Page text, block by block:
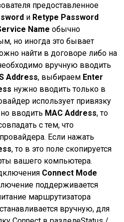
предоставленное
и Retype Password
Name обычно
но иногда это бывает
найти в договоре либо на
вручную вводить
Address, выбираем Enter
нужно вводить только в
использует привязку
вводить MAC Address, то
с тем, что
Если нажать
, то в это поле скопируется
вашего компьютера.
Connect Mode
поддерживается
маршрутизатора
вручную, для